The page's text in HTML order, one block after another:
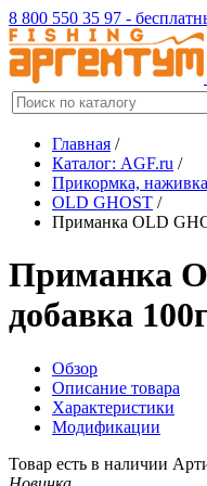
8 800 550 35 97 -
Главная /
Каталог: AGF.ru /
Прикормка,
OLD GHOST /
Приманка OLD
Приманка
добавка
Обзор
Описание товара
Характеристики
Модификации
Товар есть в наличии